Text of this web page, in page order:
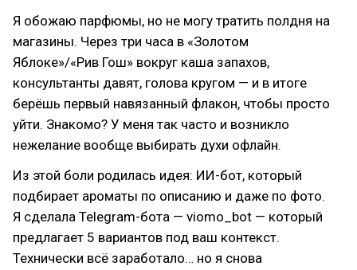
Я обожаю парфюмы, но не могу тратить полдня на
магазины. Через три часа в «Золотом
Яблоке»/«Рив Гош» вокруг каша запахов,
консультанты давят, голова кругом — и в итоге
берёшь первый навязанный флакон, чтобы просто
уйти. Знакомо? У меня так часто и возникло
нежелание вообще выбирать духи офлайн.
Из этой боли родилась идея: ИИ-бот, который
подбирает ароматы по описанию и даже по фото.
Я сделала Telegram-бота — viomo_bot — который
предлагает 5 вариантов под ваш контекст.
Технически всё заработало… но я снова